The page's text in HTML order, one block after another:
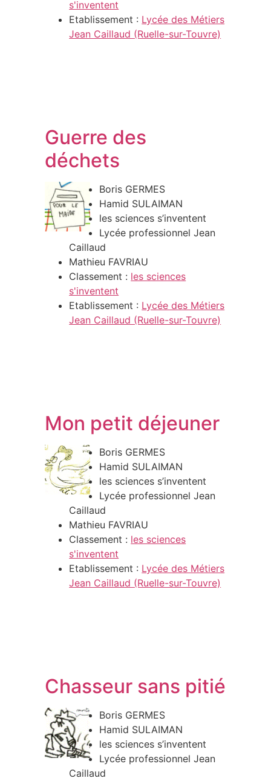
s'inventent
Etablissement : Lycée des Métiers
Jean Caillaud (Ruelle-sur-Touvre)
Guerre des
déchets
Boris GERMES
Hamid SULAIMAN
les sciences s’inventent
Lycée professionnel Jean
Caillaud
Mathieu FAVRIAU
Classement : les sciences
s'inventent
Etablissement : Lycée des Métiers
Jean Caillaud (Ruelle-sur-Touvre)
Mon petit déjeuner
Boris GERMES
Hamid SULAIMAN
les sciences s’inventent
Lycée professionnel Jean
Caillaud
Mathieu FAVRIAU
Classement : les sciences
s'inventent
Etablissement : Lycée des Métiers
Jean Caillaud (Ruelle-sur-Touvre)
Chasseur sans pitié
Boris GERMES
Hamid SULAIMAN
les sciences s’inventent
Lycée professionnel Jean
Caillaud